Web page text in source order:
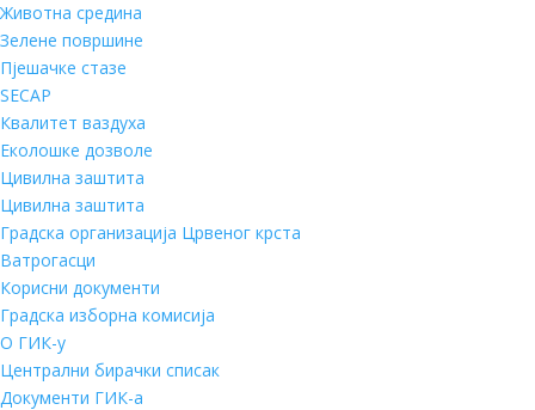
Животна средина
Зелене површине
Пјешачке стазе
SECAP
Квалитет ваздуха
Еколошке дозволе
Цивилна заштита
Цивилна заштита
Градска организација Црвеног крста
Ватрогасци
Корисни документи
Градска изборна комисија
О ГИК-у
Централни бирачки списак
Документи ГИК-а